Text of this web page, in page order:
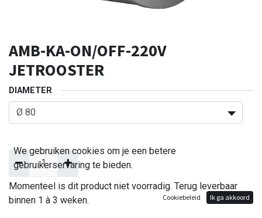
AMB-KA-ON/OFF-220V
JETROOSTER
DIAMETER
Momenteel is dit product niet voorradig. Terug leverbaar
binnen 1 à 3 weken.
We gebruiken cookies om je een betere
gebruikerservaring te bieden.
Cookiebeleid Ik ga akkoord